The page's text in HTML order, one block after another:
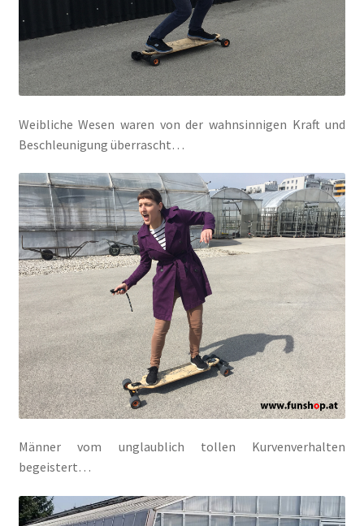
Weibliche Wesen waren von der wahnsinnigen Kraft und
Beschleunigung überrascht…
Männer vom unglaublich tollen Kurvenverhalten
begeistert…